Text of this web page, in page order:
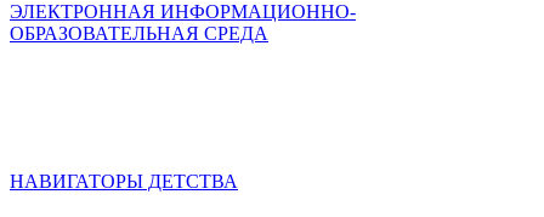
ЭЛЕКТРОННАЯ ИНФОРМАЦИОННО-
ОБРАЗОВАТЕЛЬНАЯ СРЕДА
НАВИГАТОРЫ ДЕТСТВА